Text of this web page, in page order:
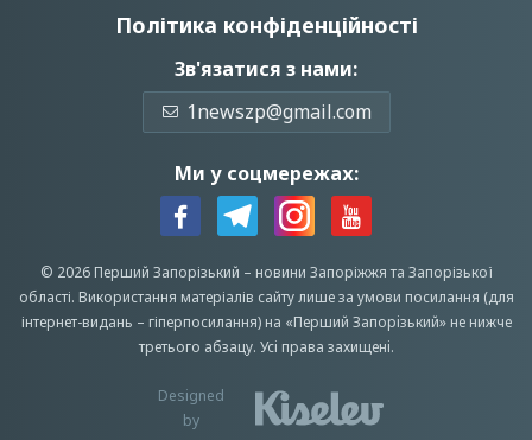
Політика конфіденційності
Зв'язатися з нами:
1newszp@gmail.com
Ми у соцмережах:
© 2026 Перший Запорізький – новини Запоріжжята Запорізької
області. Використання матеріалів сайту лише за умови посилання (для
інтернет-видань – гіперпосилання) на «Перший Запорiзький» не нижче
третього абзацу. Усi права захищенi.
Designed
by